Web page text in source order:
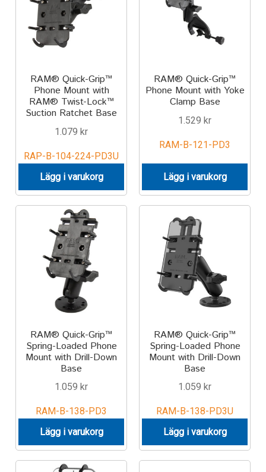
TILL FÖRETAG
Gun Holster
Monitor
Printer
Scanner Gun
Speaker
Forklift
Lift Truck
Produkter efter varumärken
RAM® Quick-Grip™
Phone Mount with
RAM® Twist-Lock™
Suction Ratchet Base
1.079 kr
RAP-B-104-224-PD3U
Lägg i varukorg
RAM® Quick-Grip™
Phone Mount with Yoke
Clamp Base
1.529 kr
RAM-B-121-PD3
Lägg i varukorg
RAM® Quick-Grip™
Spring-Loaded Phone
Mount with Drill-Down
Base
1.059 kr
RAM-B-138-PD3
Lägg i varukorg
RAM® Quick-Grip™
Spring-Loaded Phone
Mount with Drill-Down
Base
1.059 kr
RAM-B-138-PD3U
Lägg i varukorg